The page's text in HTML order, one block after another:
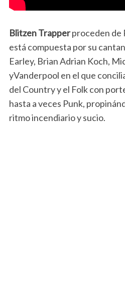
Blitzen Trapperproceden de
está compuesta por su
Earley, Brian Adrian Koch,
yVanderpool en el que
del Country y el Folk con
hasta a veces Punk,
ritmo incendiario y sucio.